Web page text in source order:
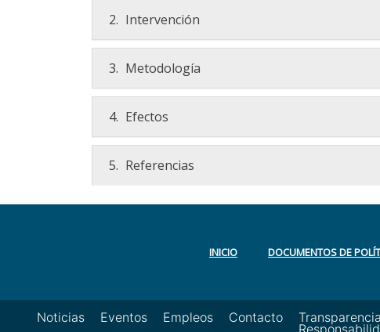
2. Intervención
3. Metodología
4. Efectos
5. Referencias
INICIO DOCUMENTOS DE